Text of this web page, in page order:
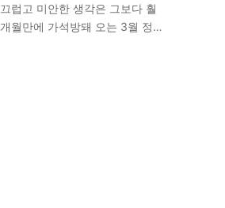
럽고 미안한 생각은 그보다 훨
월만에 가석방돼 오는 3월 정식